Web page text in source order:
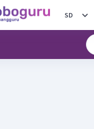
SD